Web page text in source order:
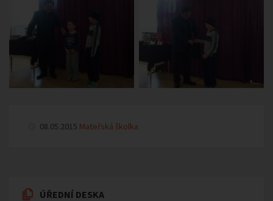
08.05.2015 Mateřská školka
ÚŘEDNÍ DESKA